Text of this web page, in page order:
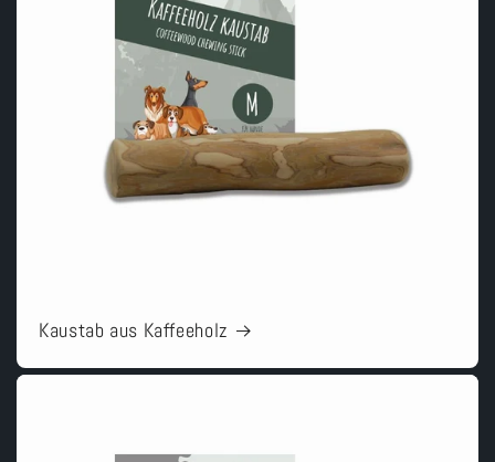
Kaustab aus Kaffeeholz